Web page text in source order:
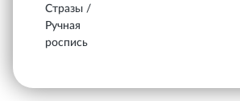
Стразы /
Ручная
роспись